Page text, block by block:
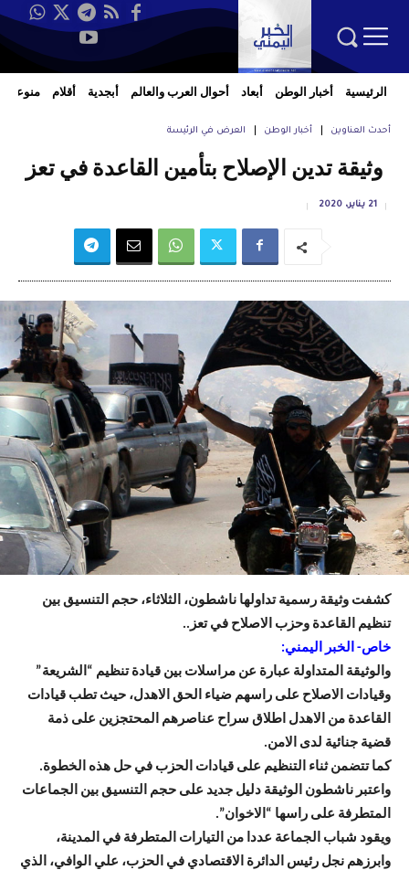
الرئيسية أخبار الوطن أبعاد أحوال العرب والعالم أبجدية أقلام منوعات
أحدث العناوين أخبار الوطن العرض في الرئيسة
وثيقة تدين الإصلاح بتأمين القاعدة في تعز
21 يناير، 2020
كشفت وثيقة رسمية تداولها ناشطون، الثلاثاء، حجم التنسيق بين
تنظيم القاعدة وحزب الاصلاح في تعز..
خاص- الخبر اليمني:
والوثيقة المتداولة عبارة عن مراسلات بين قيادة تنظيم “الشريعة”
وقيادات الاصلاح على راسهم ضياء الحق الاهدل، حيث تطب قيادات
القاعدة من الاهدل اطلاق سراح عناصرهم المحتجزين على ذمة
قضية جنائية لدى الامن.
كما تتضمن ثناء التنظيم على قيادات الحزب في حل هذه الخطوة.
واعتبر ناشطون الوثيقة دليل جديد على حجم التنسيق بين الجماعات
المتطرفة على راسها “الاخوان”.
ويقود شباب الجماعة عددا من التيارات المتطرفة في المدينة،
وابرزهم نجل رئيس الدائرة الاقتصادي في الحزب، علي الوافي، الذي